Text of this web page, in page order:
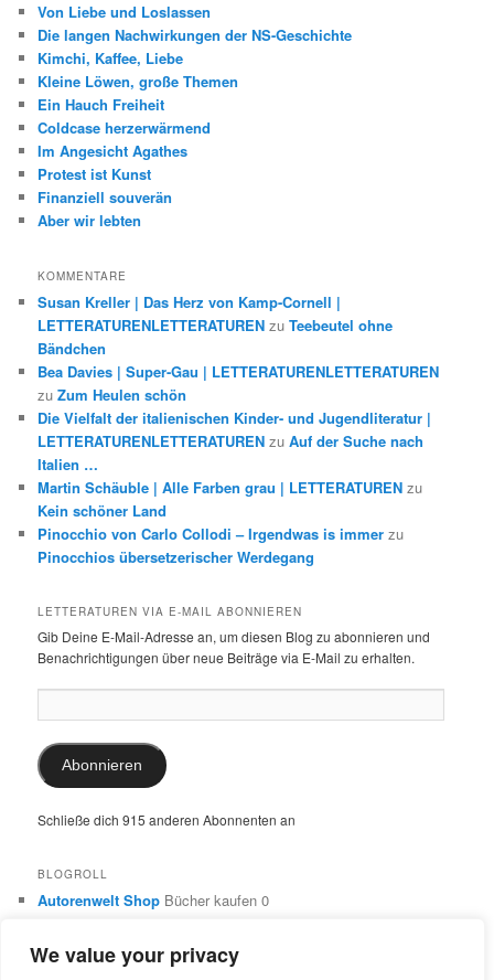
We value your privacy
Von Liebe und Loslassen
Die langen Nachwirkungen der NS-Geschichte
Kimchi, Kaffee, Liebe
Kleine Löwen, große Themen
Ein Hauch Freiheit
Coldcase herzerwärmend
Im Angesicht Agathes
Protest ist Kunst
Finanziell souverän
Aber wir lebten
KOMMENTARE
Susan Kreller | Das Herz von Kamp-Cornell |
LETTERATURENLETTERATUREN zuTeebeutel ohne
Bändchen
Bea Davies | Super-Gau | LETTERATURENLETTERATUREN
zuZum Heulen schön
Die Vielfalt der italienischen Kinder- und Jugendliteratur |
LETTERATURENLETTERATUREN zuAuf der Suche nach
Italien …
Martin Schäuble | Alle Farben grau | LETTERATUREN zu
Kein schöner Land
Pinocchio von Carlo Collodi – Irgendwas is immer zu
Pinocchios übersetzerischer Werdegang
LETTERATUREN VIA E-MAIL ABONNIEREN
Gib Deine E-Mail-Adresse an, um diesen Blog zu abonnieren und
Benachrichtigungen über neue Beiträge via E-Mail zu erhalten.
Mail-
Adresse:
Abonnieren
Schließe dich 915 anderen Abonnenten an
BLOGROLL
Autorenwelt Shop Bücher kaufen 0
0
Dr. Ulrike SchimmingÜbersetzungen aus dem Italienischen